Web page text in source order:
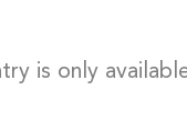
is only